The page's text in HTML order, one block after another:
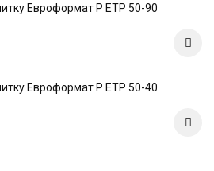
Евроформат Р ЕТР 50-90
Евроформат Р ЕТР 50-40